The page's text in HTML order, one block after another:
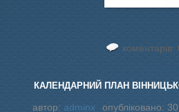
коментарів:
КАЛЕНДАРНИЙ ПЛАН
автор: adminx опубліковано: